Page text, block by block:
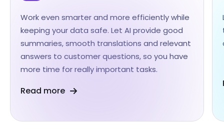
Work even smarter and more efficiently while
keeping your data safe. Let AI provide good
summaries, smooth translations and relevant
answers to customer questions, so you have
more time for really important tasks.
Read more